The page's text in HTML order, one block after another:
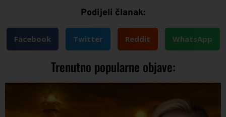
Podijeli članak:
Facebook Twitter Reddit WhatsApp
Trenutno popularne objave: